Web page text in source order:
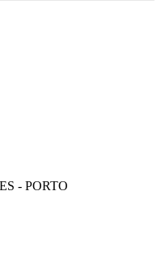
- PORTO